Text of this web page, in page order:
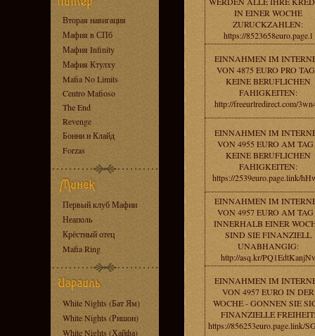
Вторая навигация
Мафия в СПб
Мафия Infinity
Мафия Ктулху
Mafia No Limits
Centro Mafioso
The End
Revenge
Бонни и Клайд
Forzas
Первый клуб Мафии
Неаполь
Крёстный отец
Mafia Ring
White Nights (Бат Ям)
White Nights (Ришон)
White Nights (Хайфа)
IN EINER WOCHE
ZURUCKZAHLEN:
https://8523658euro.page.l
EINNAHMEN IM
VON 4875 EURO PRO
KEINE BERUFLICHEN
FAHIGKEITEN:
http://freeurlredirect.com/
EINNAHMEN IM
VON 4955 EURO AM
KEINE BERUFLICHEN
FAHIGKEITEN:
https://2539euro.page.link/
EINNAHMEN IM
VON 4957 EURO AM
INNERHALB EINER
SIND SIE FINANZIELL
UNABHANGIG:
http://asq.kr/PQ1EdtKanjNv
EINNAHMEN IM
VON 4957 EURO IN DER
WOCHE - GONNEN SIE
FINANZIELLE FREIHEIT:
https://856253euro.page.link/